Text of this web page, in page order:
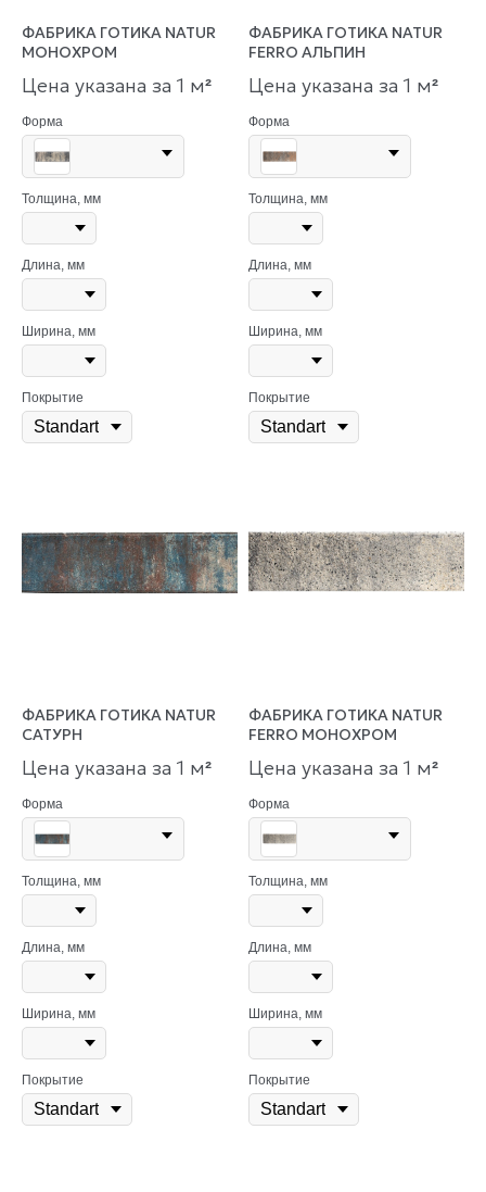
ФАБРИКА ГОТИКА NATUR
МОНОХРОМ
Цена указана за 1 м²
Форма
Толщина, мм
Длина, мм
Ширина, мм
Покрытие
ФАБРИКА ГОТИКА NATUR
FERRO АЛЬПИН
Цена указана за 1 м²
Форма
Толщина, мм
Длина, мм
Ширина, мм
Покрытие
ФАБРИКА ГОТИКА NATUR
САТУРН
Цена указана за 1 м²
Форма
Толщина, мм
Длина, мм
Ширина, мм
Покрытие
ФАБРИКА ГОТИКА NATUR
FERRO МОНОХРОМ
Цена указана за 1 м²
Форма
Толщина, мм
Длина, мм
Ширина, мм
Покрытие